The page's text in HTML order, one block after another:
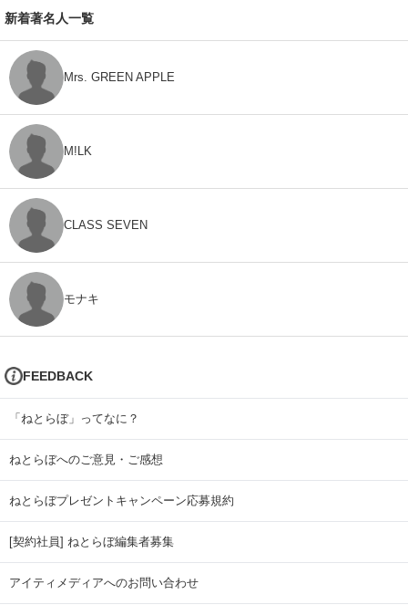
新着著名人一覧
Mrs. GREEN APPLE
M!LK
CLASS SEVEN
モナキ
FEEDBACK
「ねとらぼ」ってなに？
ねとらぼへのご意見・ご感想
ねとらぼプレゼントキャンペーン応募規約
[契約社員] ねとらぼ編集者募集
アイティメディアへのお問い合わせ